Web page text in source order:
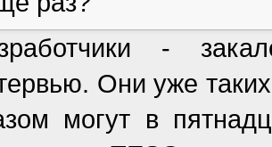
-
Они уже
могут в